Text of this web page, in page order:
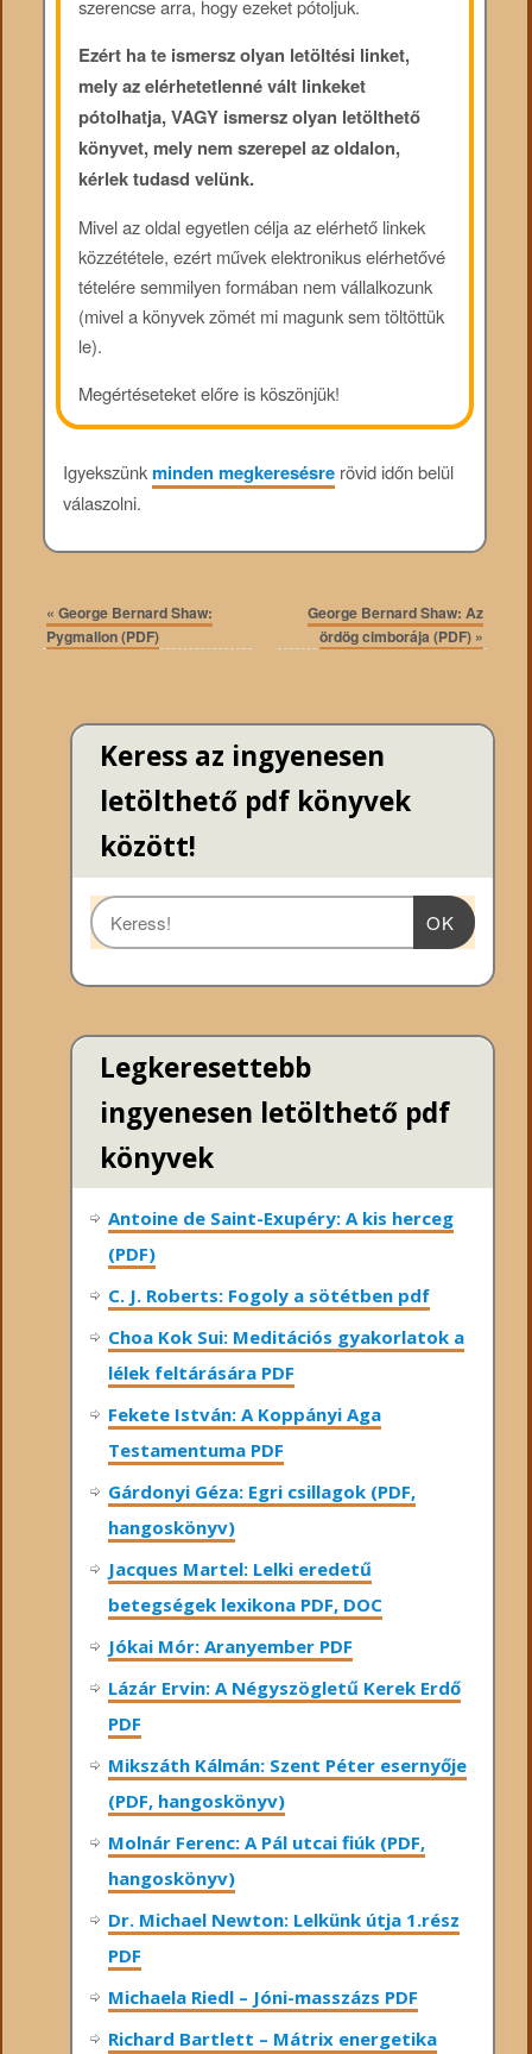
szerencse arra, hogy ezeket pótoljuk.
Ezért ha te ismersz olyan letöltési linket,
mely az elérhetetlenné vált linkeket
pótolhatja, VAGY ismersz olyan letölthető
könyvet, mely nem szerepel az oldalon,
kérlek tudasd velünk.
Mivel az oldal egyetlen célja az elérhető linkek
közzététele, ezért művek elektronikus elérhetővé
tételére semmilyen formában nem vállalkozunk
(mivel a könyvek zömét mi magunk sem töltöttük
le).
Megértéseteket előre is köszönjük!
Igyekszünkminden megkeresésrerövid időn belül
válaszolni.
« George Bernard Shaw:
Pygmalion (PDF)
George Bernard Shaw: Az
ördög cimborája (PDF) »
Keress az ingyenesen
letölthető pdf könyvek
között!
OK
Legkeresettebb
ingyenesen letölthető pdf
könyvek
Antoine de Saint-Exupéry: A kis herceg
(PDF)
C. J. Roberts: Fogoly a sötétben pdf
Choa Kok Sui: Meditációs gyakorlatok a
lélek feltárására PDF
Fekete István: A Koppányi Aga
Testamentuma PDF
Gárdonyi Géza: Egri csillagok (PDF,
hangoskönyv)
Jacques Martel: Lelki eredetű
betegségek lexikona PDF, DOC
Jókai Mór: Aranyember PDF
Lázár Ervin: A Négyszögletű Kerek Erdő
PDF
Mikszáth Kálmán: Szent Péter esernyője
(PDF, hangoskönyv)
Molnár Ferenc: A Pál utcai fiúk (PDF,
hangoskönyv)
Dr. Michael Newton: Lelkünk útja 1.rész
PDF
Michaela Riedl – Jóni-masszázs PDF
Richard Bartlett – Mátrix energetika